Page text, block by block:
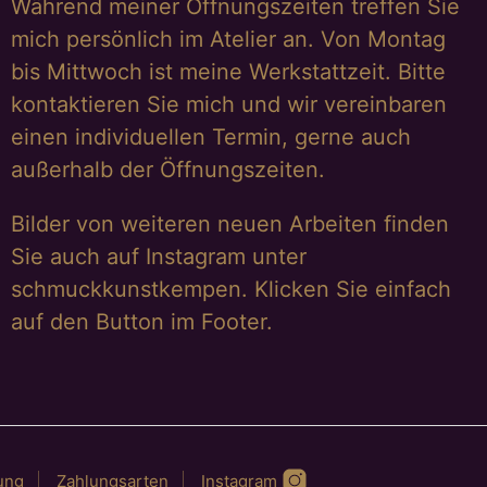
Während meiner Öffnungszeiten treffen Sie
mich persönlich im Atelier an. Von Montag
bis Mittwoch ist meine Werkstattzeit. Bitte
kontaktieren Sie mich und wir vereinbaren
einen individuellen Termin, gerne auch
außerhalb der Öffnungszeiten.
Bilder von weiteren neuen Arbeiten finden
Sie auch auf Instagram unter
schmuckkunstkempen. Klicken Sie einfach
auf den Button im Footer.
Zahlungsarten Instagram